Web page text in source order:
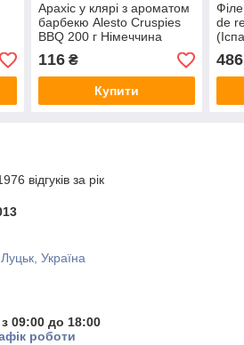
Арахіс у клярі з ароматом
барбекю Alesto Cruspies
BBQ 200 г Німеччина
116₴
Купити
de
486
відгуків за рік
Україна
09:00 до 18:00
роботи